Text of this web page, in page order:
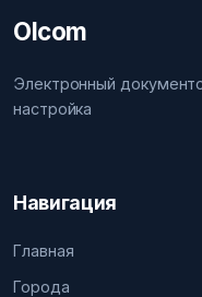
Olcom
Электронный
настройка
Навигация
Главная
Города